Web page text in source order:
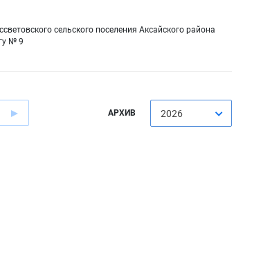
сельского поселения Аксайского района
№ 9
АРХИВ 2026